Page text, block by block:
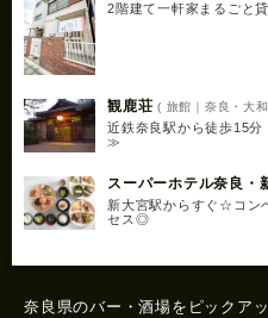
2階建て一軒家まるご
観鹿荘 ( 旅館｜奈良・大
近鉄奈良駅から徒歩15
≫
スーパーホテル奈良・
新大宮駅からすぐ☆コン
セス◎
奈良県のバー・酒場をピックア